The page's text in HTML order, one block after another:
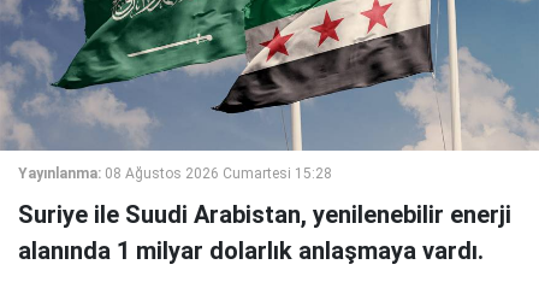
Yayınlanma: 08 Ağustos 2026 Cumartesi 15:28
Suriye ile Suudi Arabistan, yenilenebilir enerji
alanında 1 milyar dolarlık anlaşmaya vardı.